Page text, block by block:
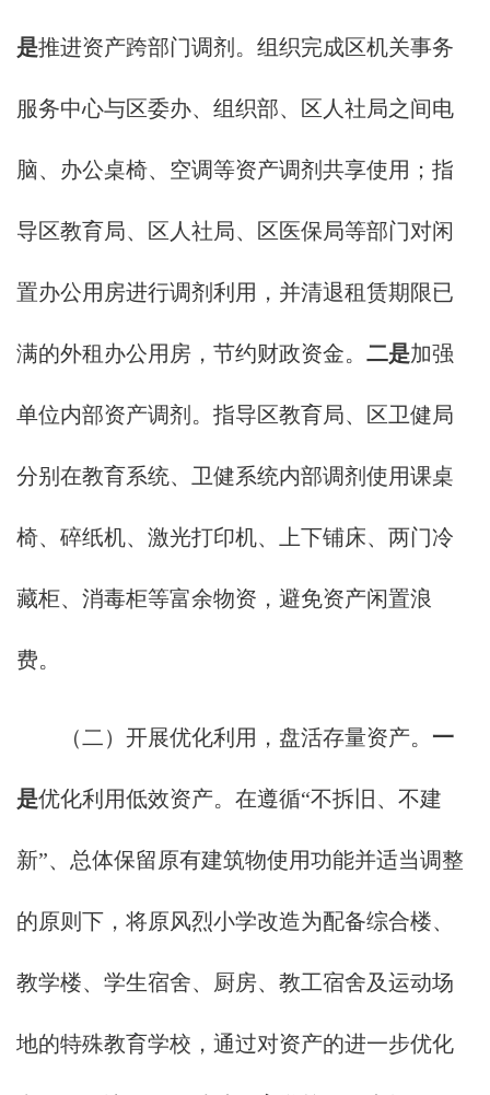
是推进资产跨部门调剂。组织完成区机关事务
服务中心与区委办、组织部、区人社局之间电
脑、办公桌椅、空调等资产调剂共享使用；指
导区教育局、区人社局、区医保局等部门对闲
置办公用房进行调剂利用，并清退租赁期限已
满的外租办公用房，节约财政资金。 二是加强
单位内部资产调剂。指导区教育局、区卫健局
分别在教育系统、卫健系统内部调剂使用课桌
椅、碎纸机、激光打印机、上下铺床、两门冷
藏柜、消毒柜等富余物资，避免资产闲置浪
费。
（二）开展优化利用，盘活存量资产。 一
是优化利用低效资产。在遵循“不拆旧、不建
新”、总体保留原有建筑物使用功能并适当调整
的原则下，将原风烈小学改造为配备综合楼、
教学楼、学生宿舍、厨房、教工宿舍及运动场
地的特殊教育学校，通过对资产的进一步优化